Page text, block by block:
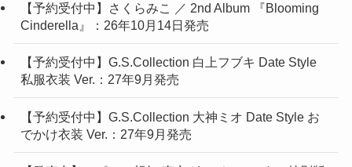
【予約受付中】さくらみこ ／ 2nd Album 『Blooming
Cinderella』：26年10月14日発売
【予約受付中】G.S.Collection 白上フブキ Date Style
私服衣装 Ver.：27年9月発売
【予約受付中】G.S.Collection 大神ミオ Date Style お
でかけ衣装 Ver.：27年9月発売